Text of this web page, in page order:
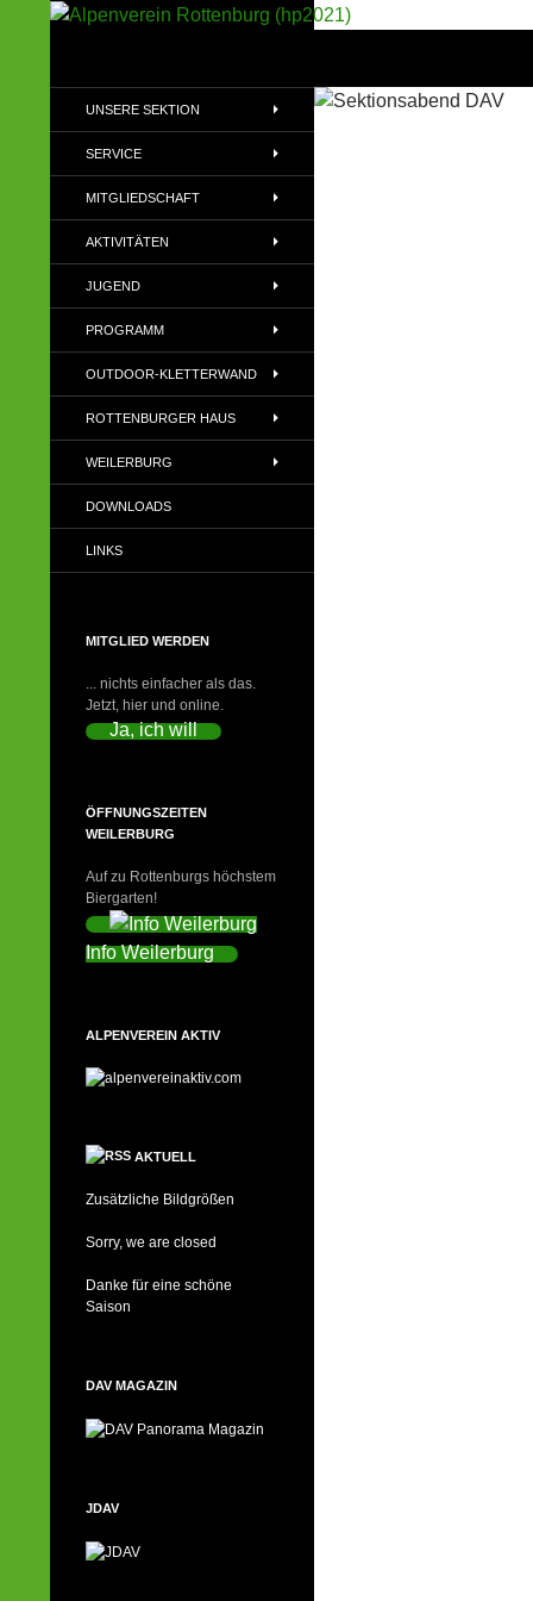
(DAV)
UNSERE SEKTION
SERVICE
MITGLIEDSCHAFT
AKTIVITÄTEN
JUGEND
PROGRAMM
OUTDOOR-KLETTERWAND
ROTTENBURGER HAUS
WEILERBURG
DOWNLOADS
LINKS
MITGLIED WERDEN
... nichts einfacher als das.
Jetzt, hier und online.
Ja, ich will
ÖFFNUNGSZEITEN
WEILERBURG
Auf zu Rottenburgs höchstem
Biergarten!
Info Weilerburg
ALPENVEREIN AKTIV
AKTUELL
Zusätzliche Bildgrößen
Sorry, we are closed
Danke für eine schöne
Saison
DAV MAGAZIN
JDAV